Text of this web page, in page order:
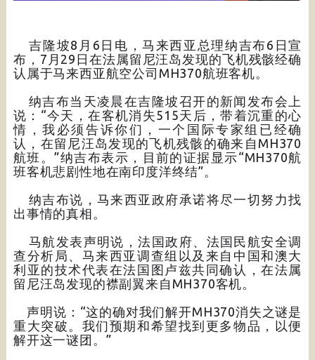
吉隆坡8月6日电，马来西亚总理纳吉布6日宣
布，7月29日在法属留尼汪岛发现的飞机残骸经确
认属于马来西亚航空公司MH370航班客机。
纳吉布当天凌晨在吉隆坡召开的新闻发布会上
说：“今天，在客机消失515天后，带着沉重的心
情，我必须告诉你们，一个国际专家组已经确
认，在留尼汪岛发现的飞机残骸的确来自MH370
航班。”纳吉布表示，目前的证据显示“MH370航
班客机悲剧性地在南印度洋终结”。
纳吉布说，马来西亚政府承诺将尽一切努力找
出事情的真相。
马航发表声明说，法国政府、法国民航安全调
查分析局、马来西亚调查组以及来自中国和澳大
利亚的技术代表在法国图卢兹共同确认，在法属
留尼汪岛发现的襟副翼来自MH370客机。
声明说：“这的确对我们解开MH370消失之谜是
重大突破。我们预期和希望找到更多物品，以便
解开这一谜团。”